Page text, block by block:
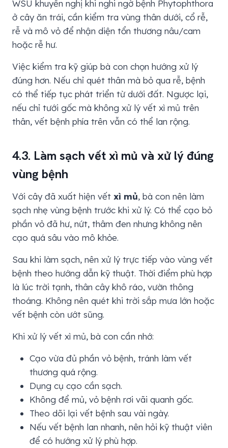
WSU khuyến nghị khi nghi ngờ bệnh Phytophthora
ở cây ăn trái, cần kiểm tra vùng thân dưới, cổ rễ,
rễ và mô vỏ để nhận diện tổn thương nâu/cam
hoặc rễ hư.
Việc kiểm tra kỹ giúp bà con chọn hướng xử lý
đúng hơn. Nếu chỉ quét thân mà bỏ qua rễ, bệnh
có thể tiếp tục phát triển từ dưới đất. Ngược lại,
nếu chỉ tưới gốc mà không xử lý vết xì mủ trên
thân, vết bệnh phía trên vẫn có thể lan rộng.
4.3. Làm sạch vết xì mủ và xử lý đúng
vùng bệnh
Với cây đã xuất hiện vết xì mủ, bà con nên làm
sạch nhẹ vùng bệnh trước khi xử lý. Có thể cạo bỏ
phần vỏ đã hư, nứt, thâm đen nhưng không nên
cạo quá sâu vào mô khỏe.
Sau khi làm sạch, nên xử lý trực tiếp vào vùng vết
bệnh theo hướng dẫn kỹ thuật. Thời điểm phù hợp
là lúc trời tạnh, thân cây khô ráo, vườn thông
thoáng. Không nên quét khi trời sắp mưa lớn hoặc
vết bệnh còn ướt sũng.
Khi xử lý vết xì mủ, bà con cần nhớ:
Cạo vừa đủ phần vỏ bệnh, tránh làm vết
thương quá rộng.
Dụng cụ cạo cần sạch.
Không để mủ, vỏ bệnh rơi vãi quanh gốc.
Theo dõi lại vết bệnh sau vài ngày.
Nếu vết bệnh lan nhanh, nên hỏi kỹ thuật viên
để có hướng xử lý phù hợp.